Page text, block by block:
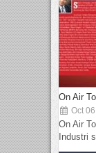
On Air
Oct
On Air
Industri